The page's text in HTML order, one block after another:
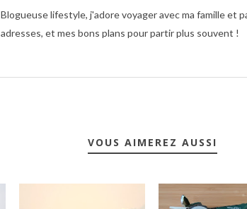
Blogueuse lifestyle, j'adore voyager avec ma famille et
adresses, et mes bons plans pour partir plus souvent !
VOUS AIMEREZ AUSSI